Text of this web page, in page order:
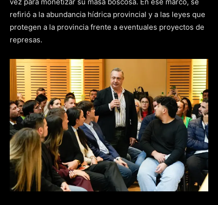
vez para monetizar su masa boscosa. En ese marco, se
refirió a la abundancia hídrica provincial y a las leyes que
protegen a la provincia frente a eventuales proyectos de
represas.